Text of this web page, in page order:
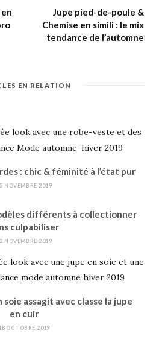
Jupe pied-de-poule &
Chemise en simili : le mix
tendance de l’automne
EN RELATION
: chic & féminité à l’état pur
NOVEMBRE 2019
différents à collectionner
culpabiliser
NOVEMBRE 2019
soie assagit avec classe la jupe
en cuir
OCTOBRE 2019